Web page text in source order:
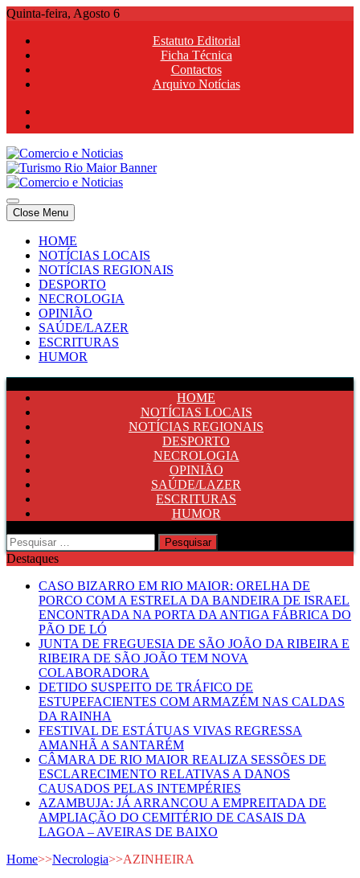
Skip
content
Quinta-feira, Agosto 6
Estatuto Editorial
Ficha Técnica
Contactos
Arquivo Notícias
Comercio e Noticias
Notícias e Publicidade Online
Comercio e Noticias
Notícias e Publicidade Online
Close Menu
HOME
NOTÍCIAS LOCAIS
NOTÍCIAS REGIONAIS
DESPORTO
NECROLOGIA
OPINIÃO
SAÚDE/LAZER
ESCRITURAS
HUMOR
HOME
NOTÍCIAS LOCAIS
NOTÍCIAS REGIONAIS
DESPORTO
NECROLOGIA
OPINIÃO
SAÚDE/LAZER
ESCRITURAS
HUMOR
Pesquisar
por:
Destaques
CASO BIZARRO EM RIO MAIOR: ORELHA DE
PORCO COM A ESTRELA DA BANDEIRA DE ISRAEL
ENCONTRADA NA PORTA DA ANTIGA FÁBRICA DO
PÃO DE LÓ
JUNTA DE FREGUESIA DE SÃO JOÃO DA RIBEIRA E
RIBEIRA DE SÃO JOÃO TEM NOVA
COLABORADORA
DETIDO SUSPEITO DE TRÁFICO DE
ESTUPEFACIENTES COM ARMAZÉM NAS CALDAS
DA RAINHA
FESTIVAL DE ESTÁTUAS VIVAS REGRESSA
AMANHÃ A SANTARÉM
CÂMARA DE RIO MAIOR REALIZA SESSÕES DE
ESCLARECIMENTO RELATIVAS A DANOS
CAUSADOS PELAS INTEMPÉRIES
AZAMBUJA: JÁ ARRANCOU A EMPREITADA DE
AMPLIAÇÃO DO CEMITÉRIO DE CASAIS DA
LAGOA – AVEIRAS DE BAIXO
Home>>Necrologia>>AZINHEIRA